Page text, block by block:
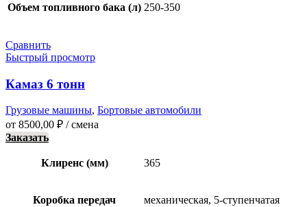
Объем топливного бака (л) 250-350
Сравнить
Быстрый просмотр
Камаз 6 тонн
Грузовые машины, Бортовые автомобили
от 8500,00 ₽ / смена
Заказать
Клиренс (мм) 365
Коробка передач механическая, 5-ступенчатая